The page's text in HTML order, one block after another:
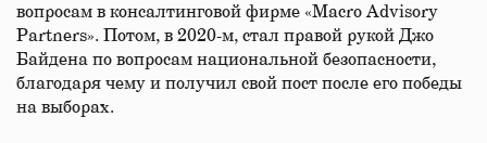
вопросам в консалтинговой фирме «Macro Advisory
Partners». Потом, в 2020-м, стал правой рукой Джо
Байдена по вопросам национальной безопасности,
благодаря чему и получил свой пост после его победы
на выборах.